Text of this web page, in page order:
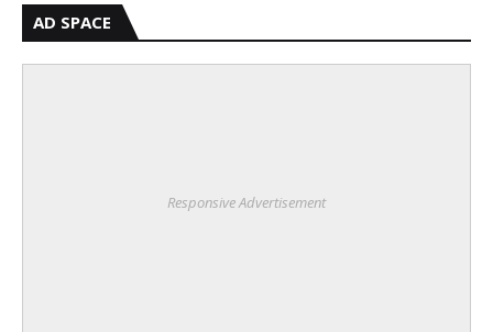
AD SPACE
Responsive Advertisement